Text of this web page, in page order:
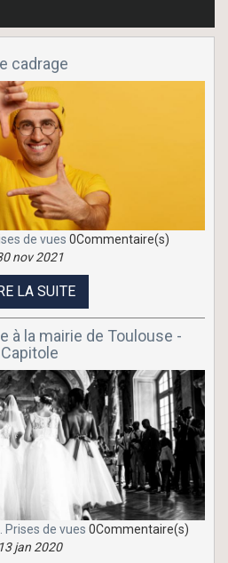
cadrage
de vues 0Commentaire(s)
nov 2021
LA SUITE
à la mairie de Toulouse -
Capitole
Prises de vues 0Commentaire(s)
13 jan 2020